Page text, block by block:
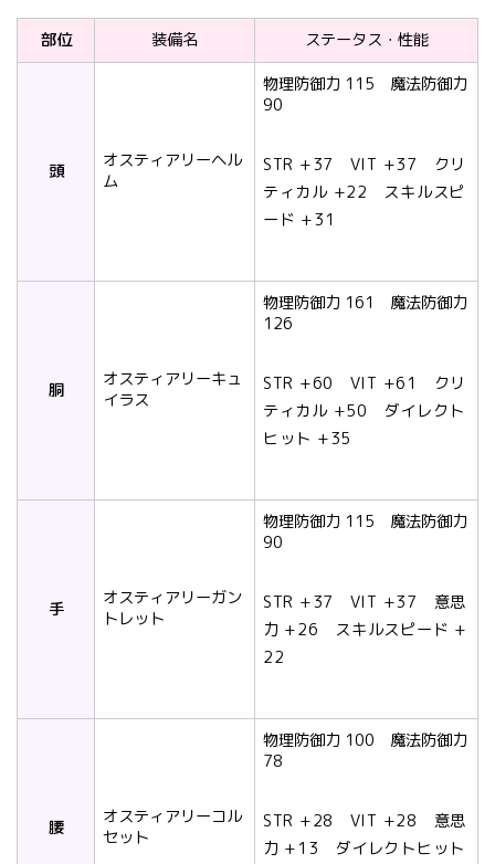
部位 装備名 ステータス・性能
頭
オスティアリーヘル
ム
物理防御力 115 魔法防御力
90
STR +37 VIT +37 クリ
ティカル +22 スキルスピ
ード +31
胴
オスティアリーキュ
イラス
物理防御力 161 魔法防御力
126
STR +60 VIT +61 クリ
ティカル +50 ダイレクト
ヒット +35
手
オスティアリーガン
トレット
物理防御力 115 魔法防御力
90
STR +37 VIT +37 意思
力 +26 スキルスピード +
22
腰
オスティアリーコル
セット
物理防御力 100 魔法防御力
78
STR +28 VIT +28 意思
力 +13 ダイレクトヒット